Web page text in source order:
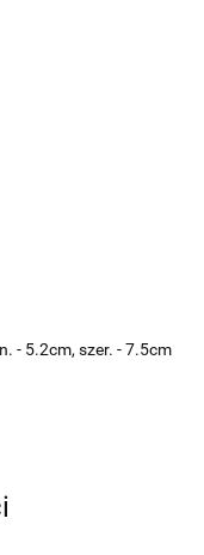
- 5.2cm, szer. - 7.5cm